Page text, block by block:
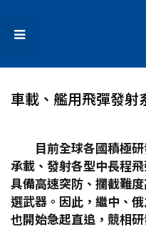
車載、艦用飛彈發
目前全球各國積極
承載、發射各型中長程
具備高速突防、攔截難
選武器。因此，繼中、
也開始急起直追，競相